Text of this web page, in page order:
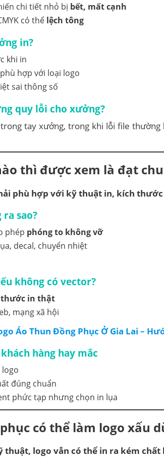
chi tiết nhỏ bị bết, mất cạnh
có thể lệch tông
in?
khi in
hợp với loại logo
sai thông số
quy lỗi cho xưởng?
tay xưởng, trong khi lỗi file thường
thì được xem là đạt
phù hợp với kỹ thuật in, kích
sao?
phép phóng to không vỡ
decal, chuyển nhiệt
không có vector?
thước in thật
mạng xã hội
Áo Thun Đồng Phục Ở Gia Lai –
hàng hay mắc
đúng chuẩn
phức tạp nhưng chọn in lụa
có thể làm logo xấu
thuật, logo vẫn có thể in ra kém chất